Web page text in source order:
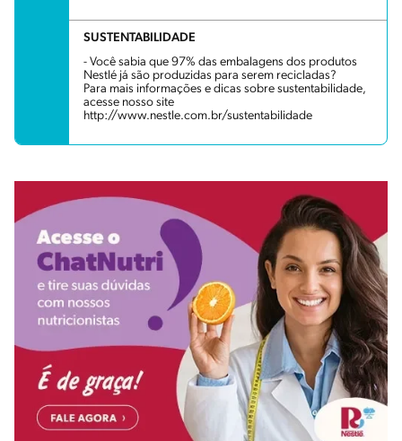
SUSTENTABILIDADE
- Você sabia que 97% das embalagens dos produtos
Nestlé já são produzidas para serem recicladas?
Para mais informações e dicas sobre sustentabilidade,
acesse nosso site
http://www.nestle.com.br/sustentabilidade